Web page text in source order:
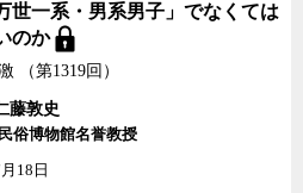
世一系・男系男子」でなくては
のか
（第1319回）
藤敦史
俗博物館名誉教授
18日